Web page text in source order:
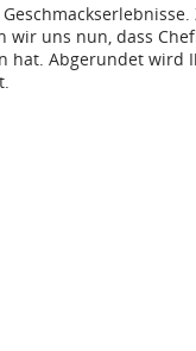
uns nun, dass
hat. Abgerundet wird